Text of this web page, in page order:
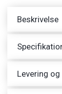
Beskrivelse
Levering